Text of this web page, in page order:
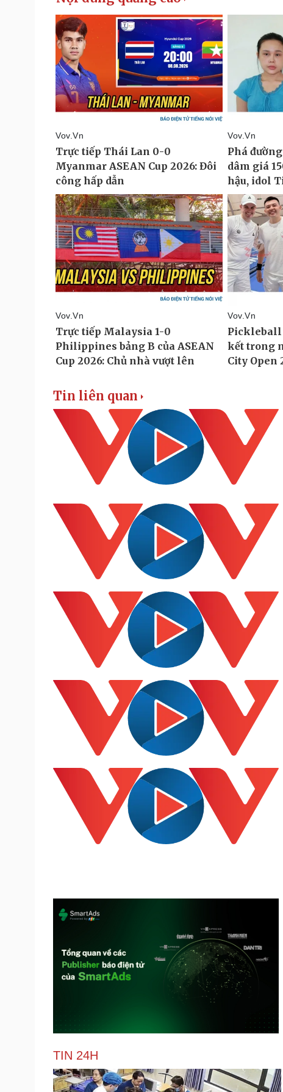
Tin liên quan
TIN 24H